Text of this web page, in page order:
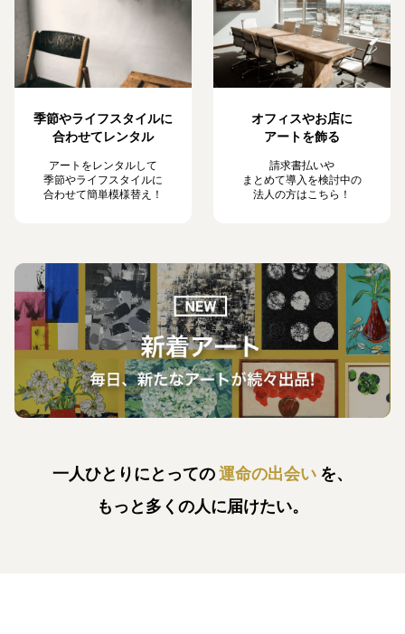
季節やライフスタイルに
合わせてレンタル
アートをレンタルして
季節やライフスタイルに
合わせて簡単模様替え！
オフィスやお店に
アートを飾る
請求書払いや
まとめて導入を検討中の
法人の方はこちら！
一人ひとりにとっての運命の出会い を、
もっと多くの人に届けたい。